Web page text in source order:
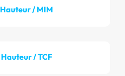
Hauteur / MIM
Hauteur / TCF